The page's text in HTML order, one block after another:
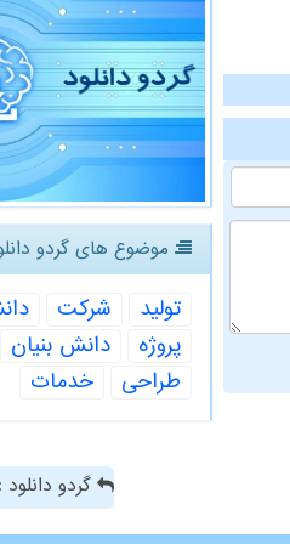
موضوع های گردو
تولید شركت
پروژه
دانش بنیان
طراحی
خدمات
گردو